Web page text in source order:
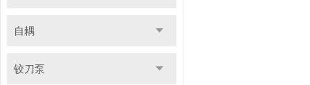
自耦
铰刀泵